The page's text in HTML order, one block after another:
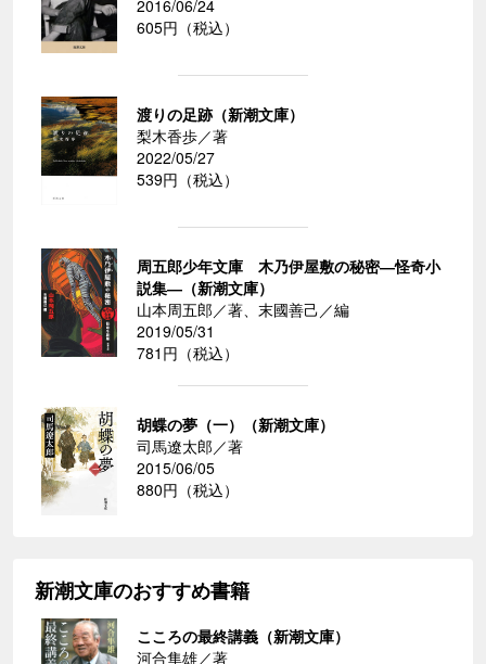
2016/06/24
605円（税込）
渡りの足跡（新潮文庫）
梨木香歩／著
2022/05/27
539円（税込）
周五郎少年文庫 木乃伊屋敷の秘密―怪奇小
説集―（新潮文庫）
山本周五郎／著、末國善己／編
2019/05/31
781円（税込）
胡蝶の夢（一）（新潮文庫）
司馬遼太郎／著
2015/06/05
880円（税込）
新潮文庫のおすすめ書籍
こころの最終講義（新潮文庫）
河合隼雄／著